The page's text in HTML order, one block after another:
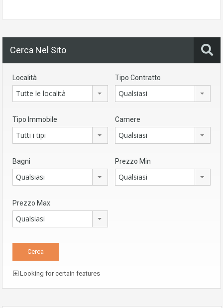
Cerca Nel Sito
Località
Tutte le località
Tipo Contratto
Qualsiasi
Tipo Immobile
Tutti i tipi
Camere
Qualsiasi
Bagni
Qualsiasi
Prezzo Min
Qualsiasi
Prezzo Max
Qualsiasi
Looking for certain features